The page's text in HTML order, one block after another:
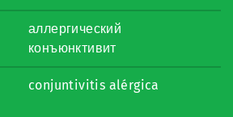
аллергический
конъюнктивит
conjuntivitis alérgica